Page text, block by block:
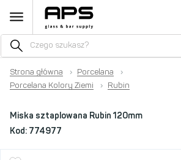
Strona główna › Porcelana
›
Porcelana Kolory Ziemi
› Rubin
Miska sztaplowana Rubin 120mm
Kod: 774977